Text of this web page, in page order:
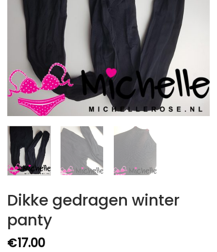
Dikke gedragen winter
panty
€17.00